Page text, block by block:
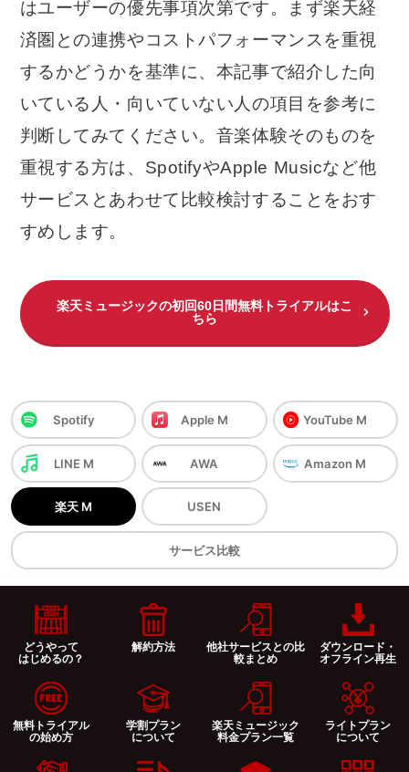
はユーザーの優先事項次第です。まず楽天経
済圏との連携やコストパフォーマンスを重視
するかどうかを基準に、本記事で紹介した向
いている人・向いていない人の項目を参考に
判断してみてください。音楽体験そのものを
重視する方は、SpotifyやApple Musicなど他
サービスとあわせて比較検討することをおす
すめします。
楽天ミュージックの初回60日間無料トライアルはこ
ちら
Spotify Apple M YouTube M
LINE M AWA Amazon M
楽天 M USEN
サービス比較
どうやって
はじめるの？
解約方法
他社サービスとの比
較まとめ
ダウンロード・
オフライン再生
無料トライアル
の始め方
学割プラン
について
楽天ミュージック
料金プラン一覧
ライトプラン
について